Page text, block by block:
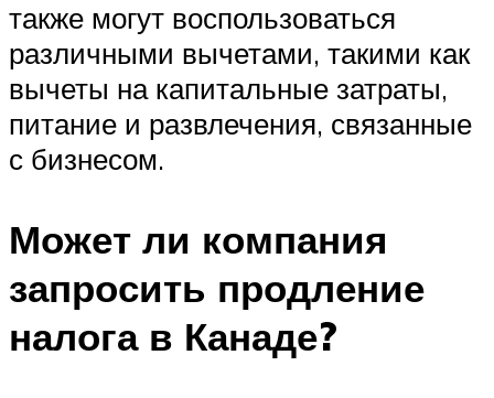
также могут воспользоваться
различными вычетами, такими как
вычеты на капитальные затраты,
питание и развлечения, связанные
с бизнесом.
Может ли компания
запросить продление
налога в Канаде?